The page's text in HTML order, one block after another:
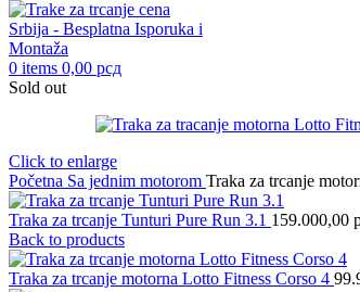
0 items 0,00 рсд
Sold out
Click to enlarge
Početna Sa jednim motorom Traka za trcanje
Traka za trcanje Tunturi Pure Run 3.1 159.000,00
Back to products
Traka za trcanje motorna Lotto Fitness Corso 4